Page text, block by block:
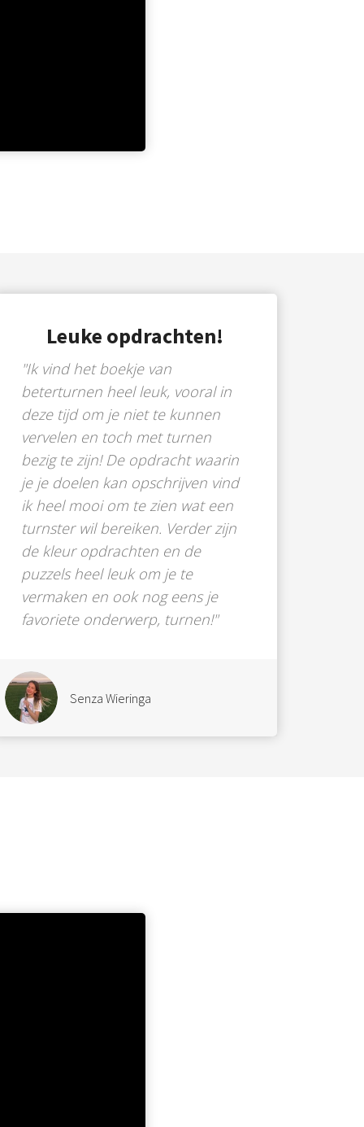
Leuke opdrachten!
"Ik vind het boekje van
beterturnen heel leuk, vooral in
deze tijd om je niet te kunnen
vervelen en toch met turnen
bezig te zijn! De opdracht waarin
je je doelen kan opschrijven vind
ik heel mooi om te zien wat een
turnster wil bereiken. Verder zijn
de kleur opdrachten en de
puzzels heel leuk om je te
vermaken en ook nog eens je
favoriete onderwerp, turnen!"
Senza Wieringa